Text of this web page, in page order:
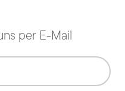
per E-Mail